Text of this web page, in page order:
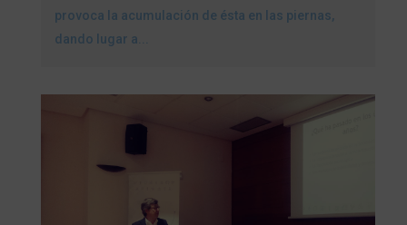
provoca la acumulación de ésta en las piernas,
dando lugar a...